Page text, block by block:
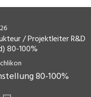
Technik, Architektur
Hotellerie,
Lebensmittel
Telekommunikation
/ Projektleiter R&D
80-100%
80-100%